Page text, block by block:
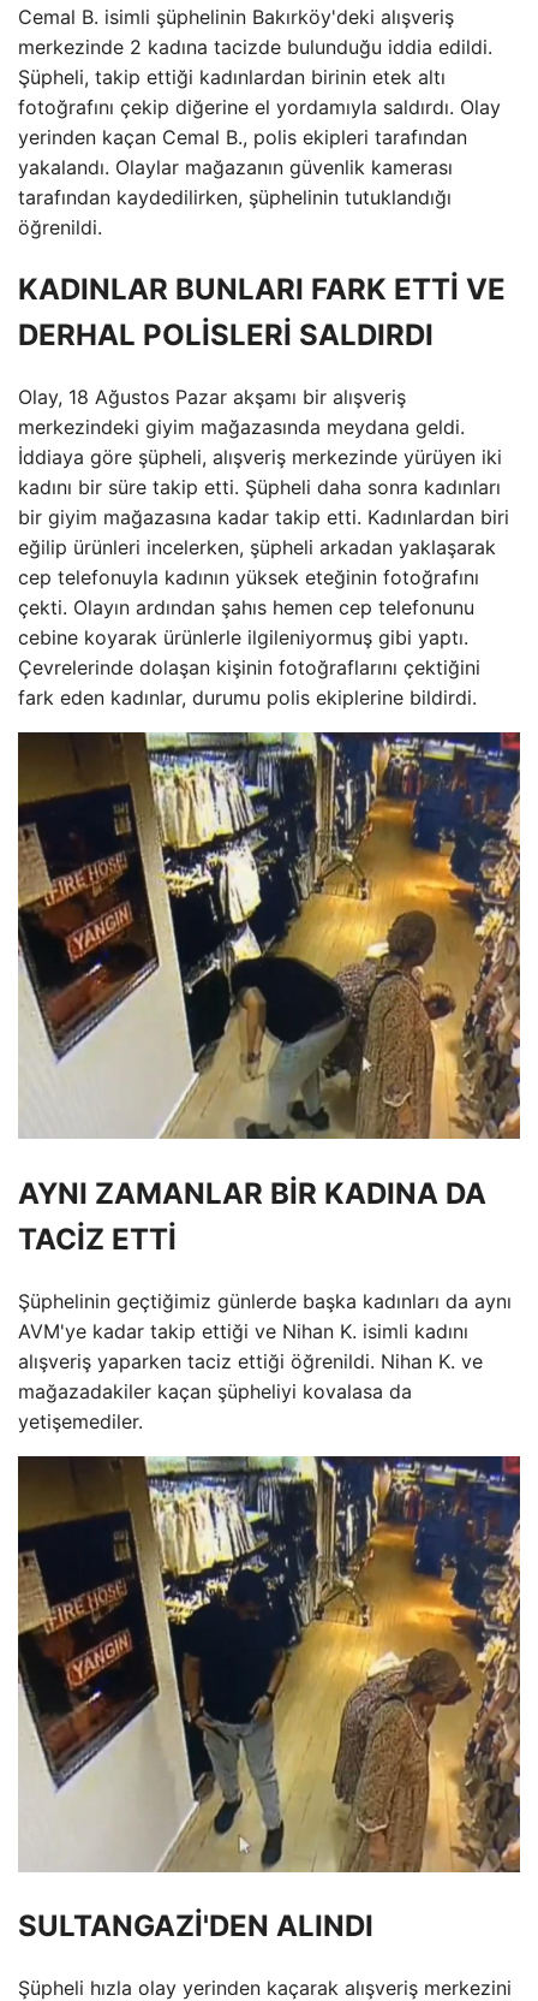
Cemal B. isimli şüphelinin Bakırköy'deki alışveriş
merkezinde 2 kadına tacizde bulunduğu iddia edildi.
Şüpheli, takip ettiği kadınlardan birinin etek altı
fotoğrafını çekip diğerine el yordamıyla saldırdı. Olay
yerinden kaçan Cemal B., polis ekipleri tarafından
yakalandı. Olaylar mağazanın güvenlik kamerası
tarafından kaydedilirken, şüphelinin tutuklandığı
öğrenildi.
KADINLAR BUNLARI FARK ETTİ VE
DERHAL POLİSLERİ SALDIRDI
Olay, 18 Ağustos Pazar akşamı bir alışveriş
merkezindeki giyim mağazasında meydana geldi.
İddiaya göre şüpheli, alışveriş merkezinde yürüyen iki
kadını bir süre takip etti. Şüpheli daha sonra kadınları
bir giyim mağazasına kadar takip etti. Kadınlardan biri
eğilip ürünleri incelerken, şüpheli arkadan yaklaşarak
cep telefonuyla kadının yüksek eteğinin fotoğrafını
çekti. Olayın ardından şahıs hemen cep telefonunu
cebine koyarak ürünlerle ilgileniyormuş gibi yaptı.
Çevrelerinde dolaşan kişinin fotoğraflarını çektiğini
fark eden kadınlar, durumu polis ekiplerine bildirdi.
AYNI ZAMANLAR BİR KADINA DA
TACİZ ETTİ
Şüphelinin geçtiğimiz günlerde başka kadınları da aynı
AVM'ye kadar takip ettiği ve Nihan K. isimli kadını
alışveriş yaparken taciz ettiği öğrenildi. Nihan K. ve
mağazadakiler kaçan şüpheliyi kovalasa da
yetişemediler.
SULTANGAZİ'DEN ALINDI
Şüpheli hızla olay yerinden kaçarak alışveriş merkezini